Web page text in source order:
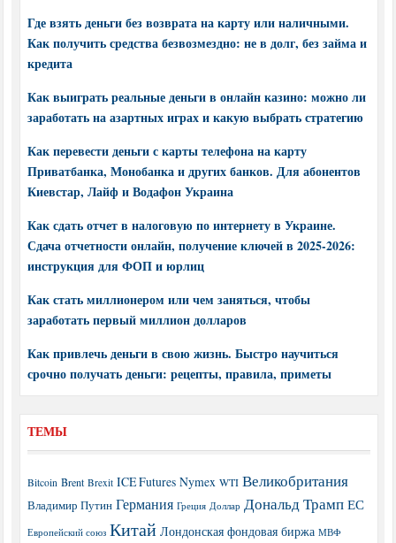
Где взять деньги без возврата на карту или наличными.
Как получить средства безвозмездно: не в долг, без займа и
кредита
Как выиграть реальные деньги в онлайн казино: можно ли
заработать на азартных играх и какую выбрать стратегию
Как перевести деньги с карты телефона на карту
Приватбанка, Монобанка и других банков. Для абонентов
Киевстар, Лайф и Водафон Украина
Как сдать отчет в налоговую по интернету в Украине.
Сдача отчетности онлайн, получение ключей в 2025-2026:
инструкция для ФОП и юрлиц
Как стать миллионером или чем заняться, чтобы
заработать первый миллион долларов
Как привлечь деньги в свою жизнь. Быстро научиться
срочно получать деньги: рецепты, правила, приметы
ТЕМЫ
Bitcoin Brent Brexit ICE Futures Nymex WTI Великобритания
Владимир Путин Германия Греция Доллар Дональд Трамп ЕС
Европейский союз Китай Лондонская фондовая биржа МВФ